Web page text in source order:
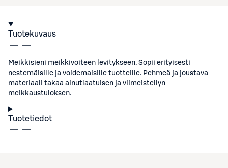
Tuotekuvaus
Meikkisieni meikkivoiteen levitykseen. Sopii erityisesti
nestemäisille ja voidemaisille tuotteille. Pehmeä ja joustava
materiaali takaa ainutlaatuisen ja viimeistellyn
meikkaustuloksen.
Tuotetiedot